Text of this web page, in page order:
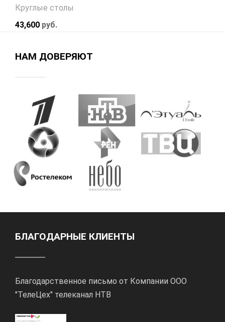
Круглые столы
43,600 руб.
НАМ ДОВЕРЯЮТ
БЛАГОДАРНЫЕ КЛИЕНТЫ
Благодарственное письмо от Компании ООО
"ТелеЦех" телеканал НТВ